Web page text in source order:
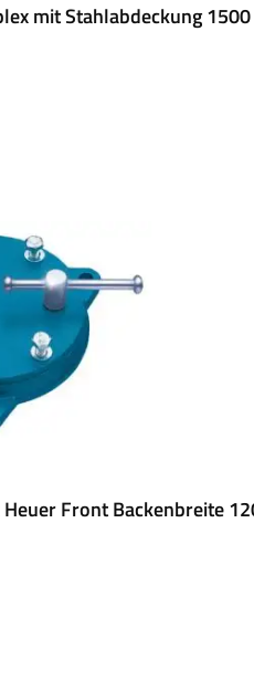
mit Stahlabdeckung
Front Backenbreite